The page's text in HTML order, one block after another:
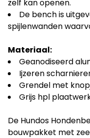
zelf kan openen.
De bench is
spijlenwanden
Materiaal:
Geanodiseerd
Ijzeren
Grendel met
Grijs hpl
De Hundos
bouwpakket met